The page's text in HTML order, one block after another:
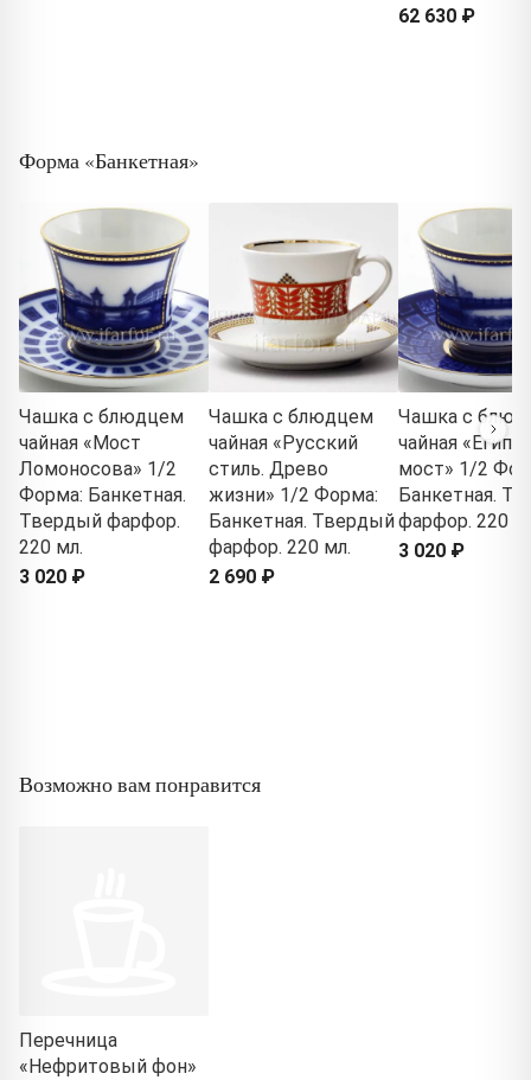
62 630 ₽
Форма «Банкетная»
Чашка с блюдцем
чайная «Мост
Ломоносова» 1/2
Форма: Банкетная.
Твердый фарфор.
220 мл.
3 020 ₽
Чашка с блюдцем
чайная «Русский
стиль. Древо
жизни» 1/2 Форма:
Банкетная. Твердый
фарфор. 220 мл.
2 690 ₽
Чашка с
чайная
мост» 1/2
Банкетная.
фарфор. 220
3 020 ₽
Возможно вам понравится
Перечница
«Нефритовый фон»